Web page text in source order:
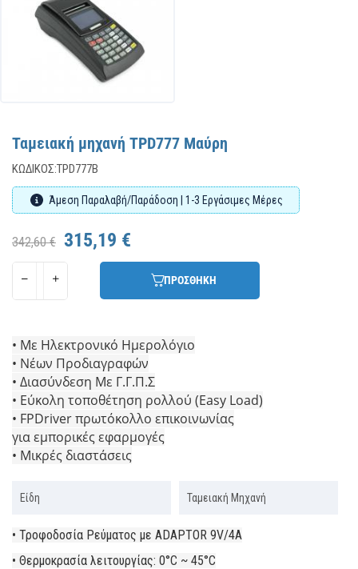
Ταμειακή μηχανή TPD777 Μαύρη
ΚΩΔΙΚΌΣ:TPD777B
Άμεση Παραλαβή/Παράδοση | 1-3 Εργάσιμες Μέρες
342,60 € 315,19 €
ΠΡΟΣΘΗΚΗ
• Με Ηλεκτρονικό Ηµερολόγιο
• Νέων Προδιαγραφών
• Διασύνδεση Με Γ.Γ.Π.Σ
• Εύκολη τοποθέτηση ρολλού (Easy Load)
• FPDriver πρωτόκολλο επικοινωνίας
για εµπορικές εφαρµογές
• Μικρές διαστάσεις
Είδη Ταμειακή Μηχανή
• Τροφοδοσία Ρεύµατος µε ADAPTOR 9V/4A
• Θερµοκρασία λειτουργίας: 0°C ~ 45°C